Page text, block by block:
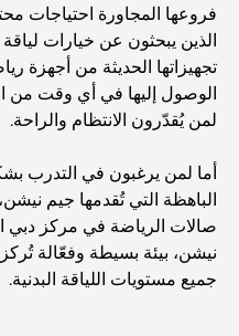
أفضل مراكز التسوق في
أنشطة يمكنك القيام بها
بطاقات الائتمان في
للإنفاق الذكي
مستشفى في مركز دبي
فروعها المجاورة احتياجات
الذين يبحثون عن خيارات
تجهيزاتها الحديثة من أجهزة
الوصول إليها في أي وقت من
لمن يُقدّرون الانتظام والراحة.
أما لمن يرغبون في التدرب
الباهظة التي تُقدمها جيم
صالات الرياضة في مركز دبي
نيشن، بيئة بسيطة وفعّالة
جميع مستويات اللياقة البدنية.